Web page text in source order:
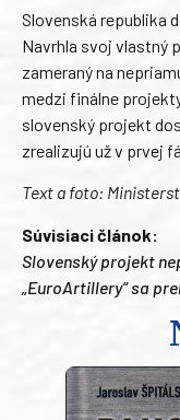
Slovenská republika
Navrhla svoj vlastný
zameraný na
medzi finálne
slovenský projekt
zrealizujú už v prvej
Text a foto:
Súvisiaci článok:
Slovenský projekt
„EuroArtillery“ sa